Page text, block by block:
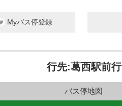
Myバス停登録
行先:葛西駅前行
バス停地図